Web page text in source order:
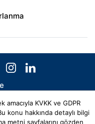
KVKK ve GDPR
konu hakkında detaylı bilgi
metni sayfalarını gözden